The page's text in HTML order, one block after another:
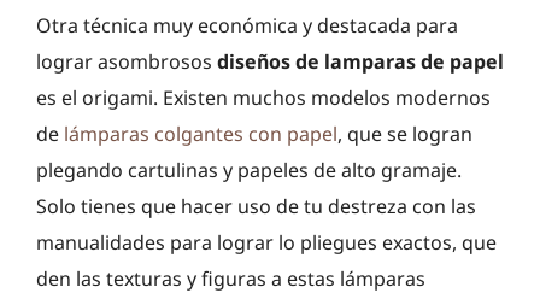
Otra técnica muy económica y destacada para
lograr asombrosos diseños de lamparas de papel
es el origami. Existen muchos modelos modernos
de lámparas colgantes con papel, que se logran
plegando cartulinas y papeles de alto gramaje.
Solo tienes que hacer uso de tu destreza con las
manualidades para lograr lo pliegues exactos, que
den las texturas y figuras a estas lámparas